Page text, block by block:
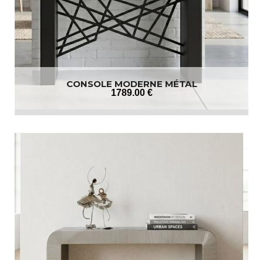
CONSOLE MODERNE MÉTAL
1789.00 €